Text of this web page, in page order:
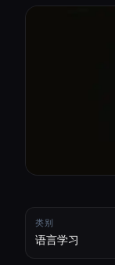
类别
语言学习